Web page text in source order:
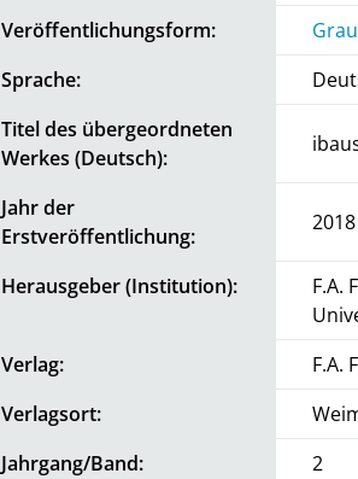
Veröffentlichungsform:
Sprache:
Titel des übergeordneten
Werkes (Deutsch):
Jahr der
Erstveröffentlichung:
2018
Herausgeber (Institution):
F.A.
Verlag:
F.A.
Verlagsort:
Jahrgang/Band:
2